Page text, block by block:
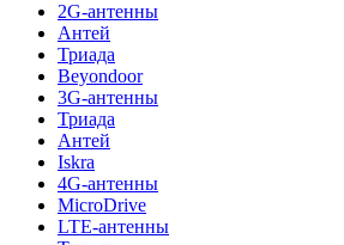
2G-антенны
Антей
Триада
Beyondoor
3G-антенны
Триада
Антей
Iskra
4G-антенны
MicroDrive
LTE-антенны